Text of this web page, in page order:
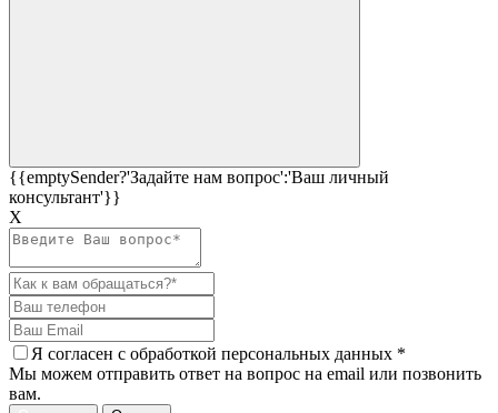
{{emptySender?'Задайте нам вопрос':'Ваш личный
консультант'}}
Х
Я согласен c обработкой персональных данных *
Мы можем отправить ответ на вопрос на email или позвонить
вам.